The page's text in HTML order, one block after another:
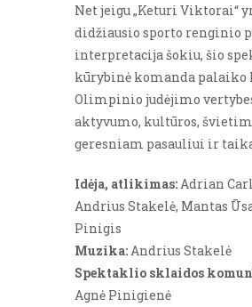
Net jeigu „Keturi Viktorai“
didžiausio sporto renginio
interpretacija šokiu, šio
kūrybinė komanda palaiko
Olimpinio judėjimo
aktyvumo, kultūros,
geresniam pasauliui ir
Idėja, atlikimas: Adrian
Andrius Stakelė, Mantas
Pinigis
Muzika: Andrius Stakelė
Spektaklio sklaidos
Agnė Pinigienė